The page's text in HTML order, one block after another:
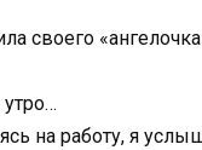
своего
на работу, я